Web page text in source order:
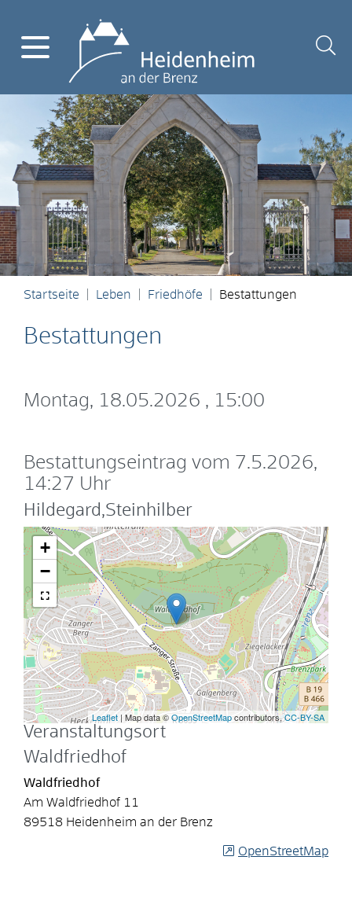
Startseite Leben Friedhöfe Bestattungen
Bestattungen
Montag, 18.05.2026 , 15:00
Bestattungseintrag vom 7.5.2026,
14:27 Uhr
Hildegard,Steinhilber
+
−
Leaflet | Map data ©OpenStreetMapcontributors,CC-BY-SA
Veranstaltungsort
Waldfriedhof
Waldfriedhof
Am Waldfriedhof 11
89518 Heidenheim an der Brenz
OpenStreetMap